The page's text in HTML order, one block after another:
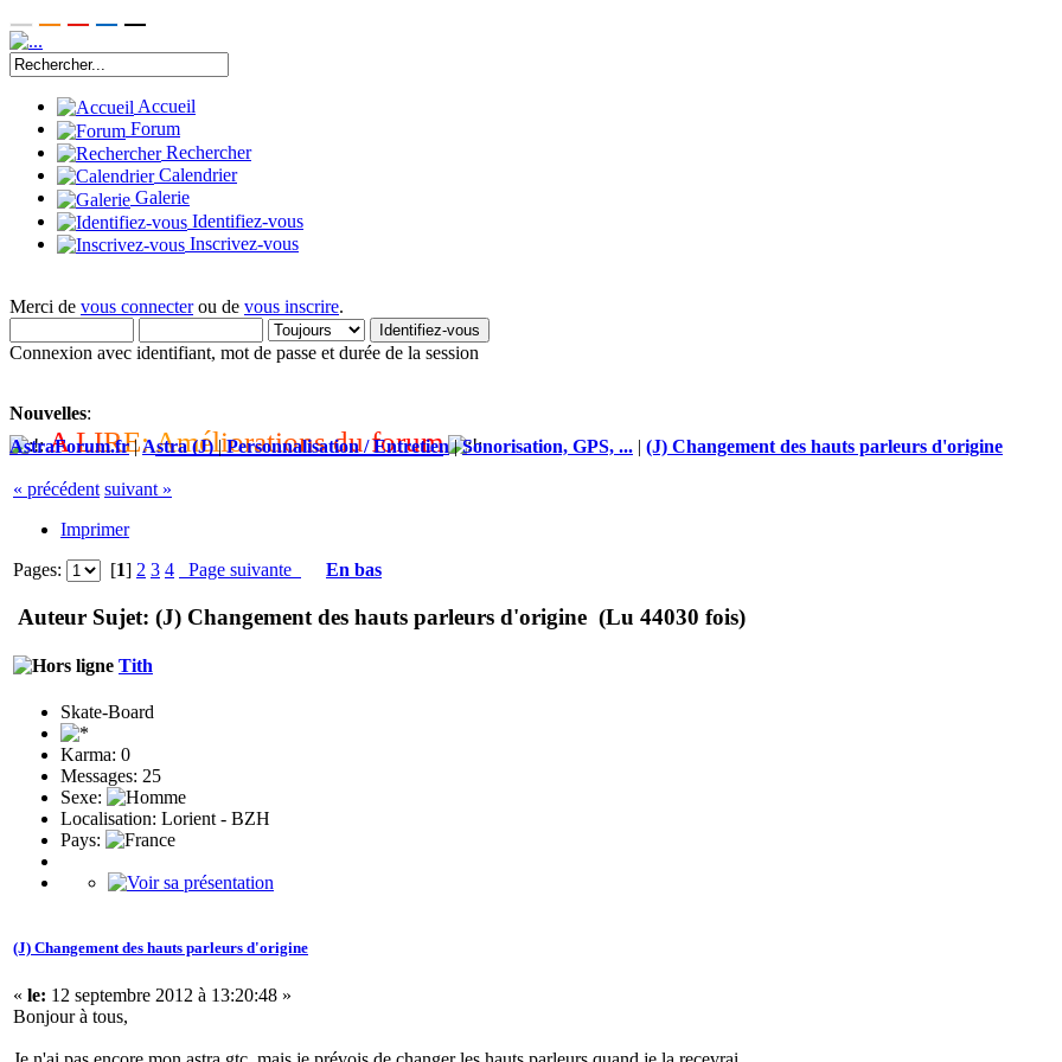
Accueil
Forum
Rechercher
Calendrier
Galerie
Identifiez-vous
Inscrivez-vous
Merci de vous connecterou de vous inscrire.
Connexion avec identifiant, mot de passe et durée de la session
Nouvelles:
A LIRE: Améliorations du forum
AstraForum.fr|Astra (J)|Personnalisation / Entretien|Sonorisation, GPS, ... | (J) Changement des hauts parleurs d'origine
« précédent suivant »
Imprimer
Pages:
[1] 2 3 4 Page suivante En bas
Auteur Sujet: (J) Changement des hauts parleurs d'origine (Lu 44030 fois)
Tith
Skate-Board
Karma: 0
Messages: 25
Sexe:
Localisation: Lorient - BZH
Pays:
(J) Changement des hauts parleurs d'origine
« le: 12 septembre 2012 à 13:20:48 »
Bonjour à tous,